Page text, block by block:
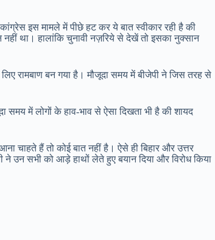
इस मामले में पीछे हट कर ये बात स्वीकार रही है की
था। हालांकि चुनावी नज़रिये से देखें तो इसका नुक्सान
रामबाण बन गया है। मौजूदा समय में बीजेपी ने जिस तरह से
में लोगों के हाव-भाव से ऐसा दिखता भी है की शायद
चाहते हैं तो कोई बात नहीं है। ऐसे ही बिहार और उत्तर
ने उन सभी को आड़े हाथों लेते हुए बयान दिया और विरोध किया